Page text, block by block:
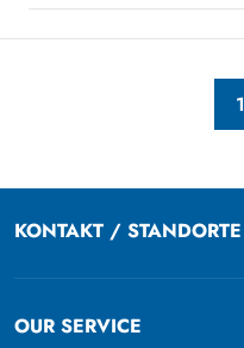
1
KONTAKT / STANDORTE
OUR SERVICE